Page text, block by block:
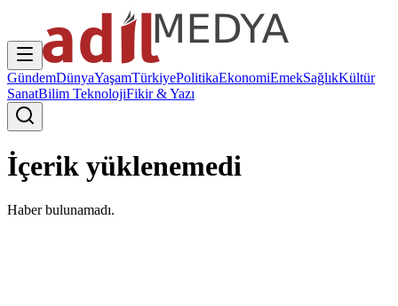
GündemDünyaYaşamTürkiyePolitikaEkonomiEmekSağlıkKültür
SanatBilim TeknolojiFikir & Yazı
İçerik yüklenemedi
Haber bulunamadı.